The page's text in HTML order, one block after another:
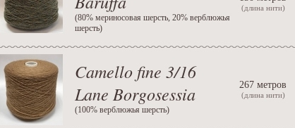
(80% мериносовая шерсть, 20% верблюжья
шерсть)
(длина нити)
Camello fine 3/16
Lane Borgosessia
(100% верблюжья шерсть)
267 метров
(длина нити)